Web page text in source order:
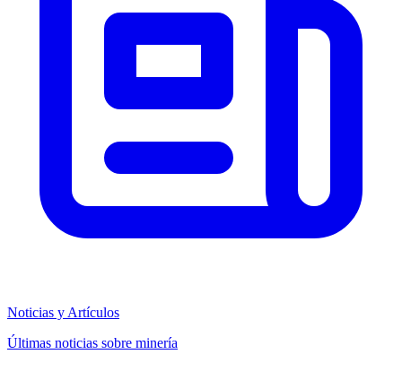
Noticias y Artículos
Últimas noticias sobre minería